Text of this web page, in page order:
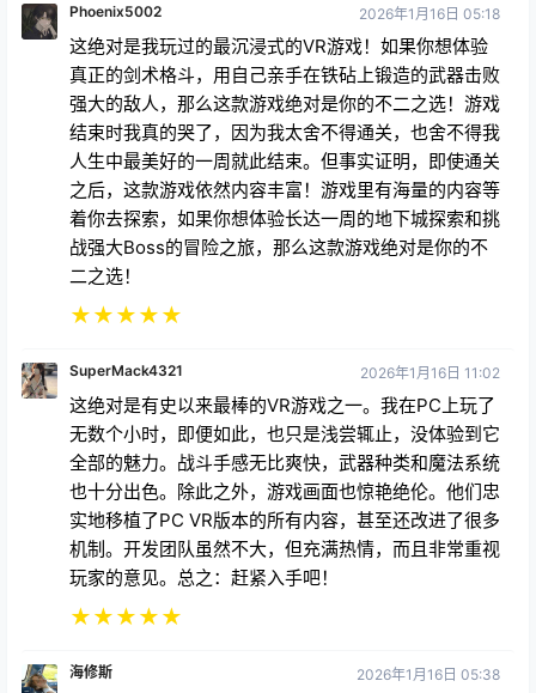
Phoenix5002 2026年1月16日 05:18
这绝对是我玩过的最沉浸式的VR游戏！如果你想体验
真正的剑术格斗，用自己亲手在铁砧上锻造的武器击败
强大的敌人，那么这款游戏绝对是你的不二之选！游戏
结束时我真的哭了，因为我太舍不得通关，也舍不得我
人生中最美好的一周就此结束。但事实证明，即使通关
之后，这款游戏依然内容丰富！游戏里有海量的内容等
着你去探索，如果你想体验长达一周的地下城探索和挑
战强大Boss的冒险之旅，那么这款游戏绝对是你的不
二之选！
★★★★★
SuperMack4321 2026年1月16日 11:02
这绝对是有史以来最棒的VR游戏之一。我在PC上玩了
无数个小时，即便如此，也只是浅尝辄止，没体验到它
全部的魅力。战斗手感无比爽快，武器种类和魔法系统
也十分出色。除此之外，游戏画面也惊艳绝伦。他们忠
实地移植了PC VR版本的所有内容，甚至还改进了很多
机制。开发团队虽然不大，但充满热情，而且非常重视
玩家的意见。总之：赶紧入手吧！
★★★★★
海修斯 2026年1月16日 05:38